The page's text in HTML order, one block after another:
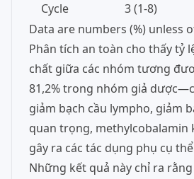
Cycle
3 (1-8)
Data are numbers (%) unless
Phân tích an toàn cho thấy tỷ
chất giữa các nhóm tương
81,2% trong nhóm giả
giảm bạch cầu lympho, giảm
quan trọng, methylcobalamin
gây ra các tác dụng phụ cụ
Những kết quả này chỉ ra